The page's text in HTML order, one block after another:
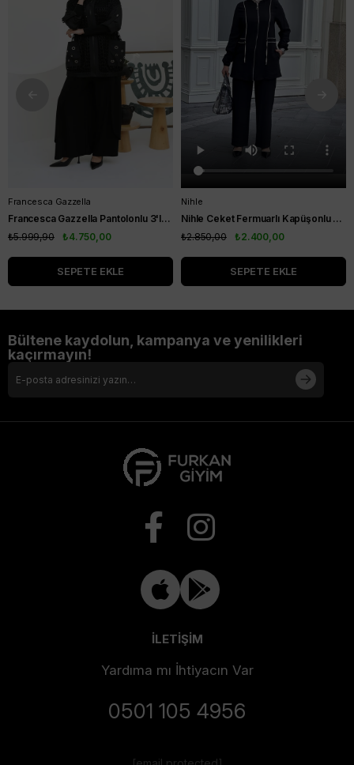
Francesca Gazzella
Francesca Gazzella Pantolonlu 3'lü Takım Siyah
₺4.750,00
₺5.999,90
SEPETE EKLE
Nihle
Nihle Ceket Fermuarlı Kapüşonlu Pantolonlu Spor Bayan Takım Siyah
₺2.400,00
₺2.850,00
SEPETE EKLE
Bültene kaydolun, kampanya ve yenilikleri
kaçırmayın!
İLETİŞİM
Yardıma mı İhtiyacın Var
0501 105 4956